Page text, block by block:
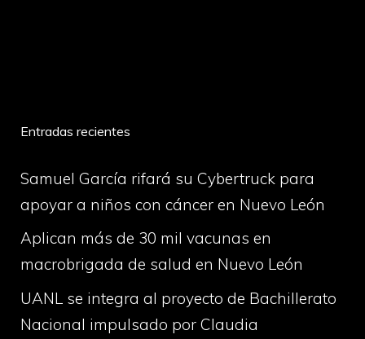
Entradas recientes
Samuel García rifará su Cybertruck para
apoyar a niños con cáncer en Nuevo León
Aplican más de 30 mil vacunas en
macrobrigada de salud en Nuevo León
UANL se integra al proyecto de Bachillerato
Nacional impulsado por Claudia